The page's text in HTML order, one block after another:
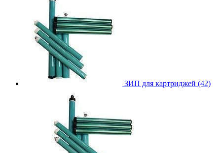
ЗИП для картриджей (42)